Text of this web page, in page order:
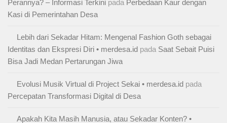
Perannya? – Informasi Terkini pada Perbedaan Kaur dengan
Kasi di Pemerintahan Desa
Lebih dari Sekadar Hitam: Mengenal Fashion Goth sebagai
Identitas dan Ekspresi Diri • merdesa.id pada Saat Sebait Puisi
Bisa Jadi Medan Pertarungan Jiwa
Evolusi Musik Virtual di Project Sekai • merdesa.id pada
Percepatan Transformasi Digital di Desa
Apakah Kita Masih Manusia, atau Sekadar Konten? •